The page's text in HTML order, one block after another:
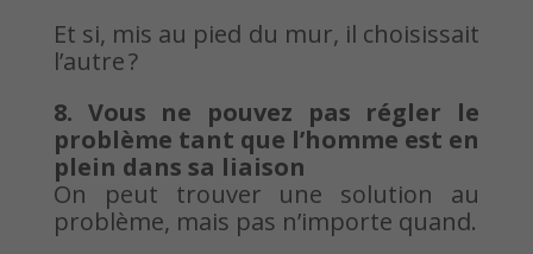
Et si, mis au pied du mur, il choisissait
l’autre ?
8. Vous ne pouvez pas régler le
problème tant que l’homme est en
plein dans sa liaison
On peut trouver une solution au
problème, mais pas n’importe quand.